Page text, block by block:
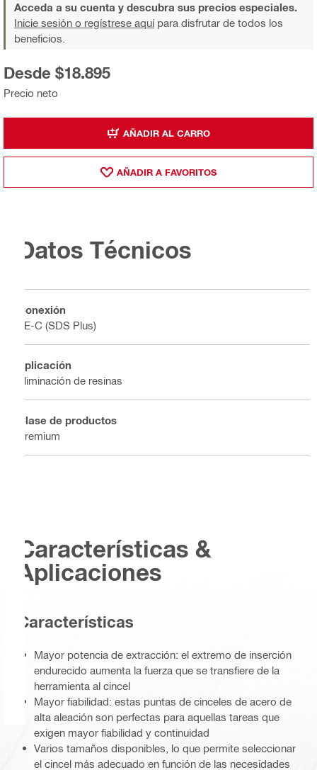
Acceda a su cuenta y descubra sus precios especiales.
Inicie sesión o regístrese aquípara disfrutar de todos los
beneficios.
Precio neto
Desde $18.895
AÑADIR AL CARRO
AÑADIR A FAVORITOS
Datos Técnicos
Conexión
TE-C (SDS Plus)
Aplicación
Eliminación de resinas
Clase de productos
Premium
Características &
Aplicaciones
Características
Mayor potencia de extracción: el extremo de inserción
endurecido aumenta la fuerza que se transfiere de la
herramienta al cincel
Mayor fiabilidad: estas puntas de cinceles de acero de
alta aleación son perfectas para aquellas tareas que
exigen mayor fiabilidad y continuidad
Varios tamaños disponibles, lo que permite seleccionar
el cincel más adecuado en función de las necesidades